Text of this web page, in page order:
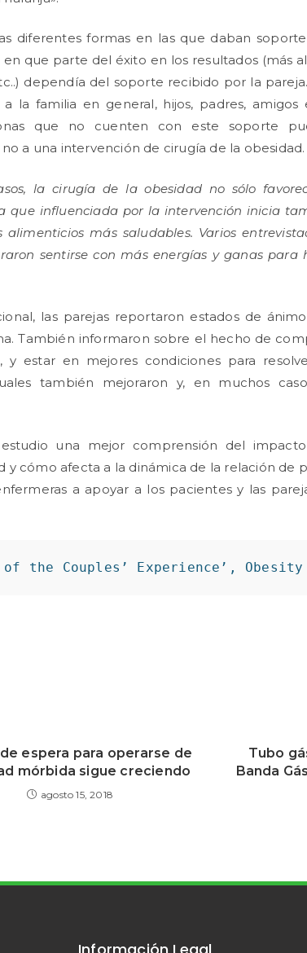
diferentes formas en las que daban
que parte del éxito en los resultados (más
dependía del soporte recibido por la
la familia en general, hijos, padres, amigos
que no cuenten con este soporte
a una intervención de cirugía de la obesidad.
la cirugía de la obesidad no sólo
que influenciada por la intervención inicia
más saludables. Varios
sentirse con más energías y ganas para
las parejas reportaron estados de
También informaron sobre el hecho de
y estar en mejores condiciones para
también mejoraron y, en muchos
una mejor comprensión del
y cómo afecta a la dinámica de la relación de
a apoyar a los pacientes y las
the Couples’ Experience’, Obesity
espera para operarse de
mórbida sigue creciendo
agosto 15, 2018
Tubo
Banda